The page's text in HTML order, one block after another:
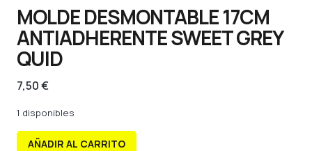
MOLDE DESMONTABLE 17CM
ANTIADHERENTE SWEET GREY
QUID
7,50€
1 disponibles
AÑADIR AL CARRITO